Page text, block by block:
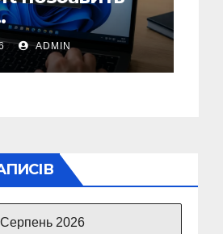
активації
Windows
ADMIN
Серпень 2026